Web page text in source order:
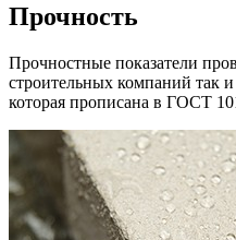
Прочность
Прочностные показатели
строительных компаний так
которая прописана в ГОСТ